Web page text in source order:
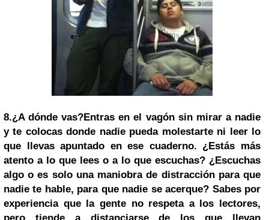
8.¿A dónde vas?Entras en el vagón sin mirar a nadie
y te colocas donde nadie pueda molestarte ni leer lo
que llevas apuntado en ese cuaderno. ¿Estás más
atento a lo que lees o a lo que escuchas? ¿Escuchas
algo o es solo una maniobra de distracción para que
nadie te hable, para que nadie se acerque? Sabes por
experiencia que la gente no respeta a los lectores,